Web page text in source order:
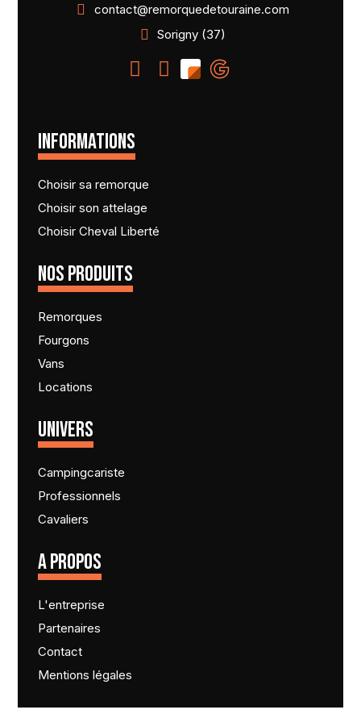
contact@remorquedetouraine.com
Sorigny (37)
INFORMATIONS
Choisir sa remorque
Choisir son attelage
Choisir Cheval Liberté
NOS PRODUITS
Remorques
Fourgons
Vans
Locations
UNIVERS
Campingcariste
Professionnels
Cavaliers
A PROPOS
L'entreprise
Partenaires
Contact
Mentions légales